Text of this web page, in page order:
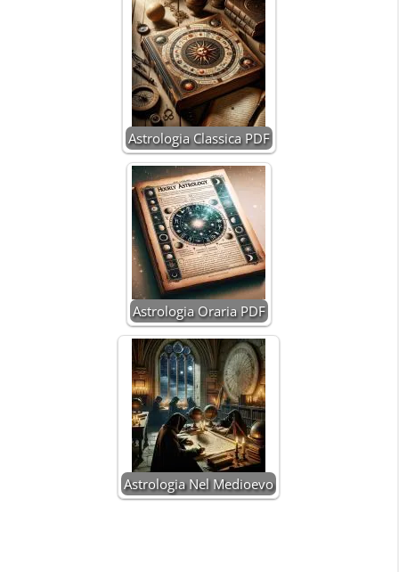
Astrologia Classica PDF
Astrologia Oraria PDF
Astrologia Nel Medioevo